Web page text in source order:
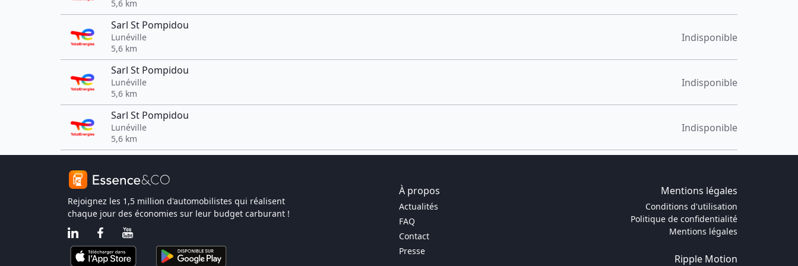
5,6 km
Sarl St Pompidou
Lunéville
5,6 km
Indisponible
Sarl St Pompidou
Lunéville
5,6 km
Indisponible
Sarl St Pompidou
Lunéville
5,6 km
Indisponible
Rejoignez les 1,5 million d'automobilistes qui réalisent
chaque jour des économies sur leur budget carburant !
À propos Mentions légales
Actualités
FAQ
Contact
Presse
Conditions d'utilisation
Politique de confidentialité
Mentions légales
Ripple Motion